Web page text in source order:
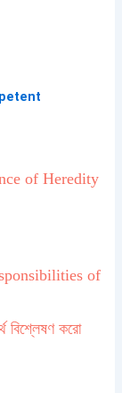
of Heredity
of
বিশ্লেষণ করো